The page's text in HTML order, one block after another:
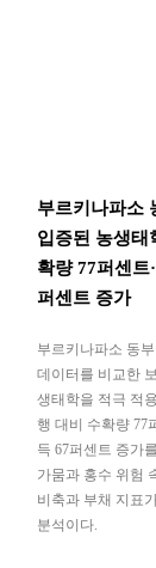
부르키나파소
입증된 농생태
확량 77퍼센트
퍼센트 증가
부르키나파소 동
데이터를 비교한
생태학을 적극 적
행 대비 수확량 77
득 67퍼센트 증가
가뭄과 홍수 위험
비축과 부채 지표
분석이다.